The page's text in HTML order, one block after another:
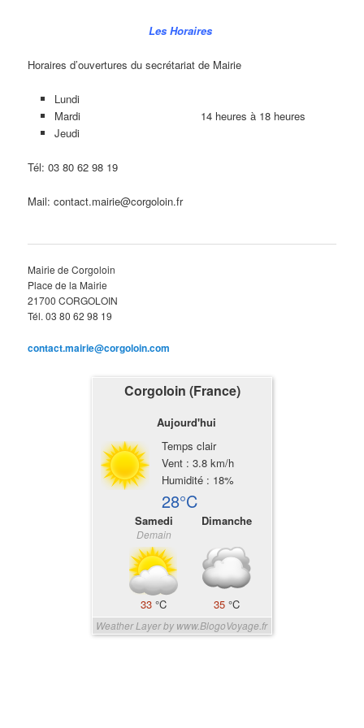
Les Horaires
Horaires d’ouvertures du secrétariat de Mairie
Lundi
Mardi 14 heures à 18 heures
Jeudi
Tél: 03 80 62 98 19
Mail: contact.mairie@corgoloin.fr
Mairie de Corgoloin
Place de la Mairie
21700 CORGOLOIN
Tél. 03 80 62 98 19
contact.mairie@corgoloin.com
Corgoloin (France)
Aujourd'hui
Temps clair
Vent : 3.8 km/h
Humidité : 18%
28°C
Samedi
Demain
33 °C
Dimanche
35 °C
Weather Layer by www.BlogoVoyage.fr